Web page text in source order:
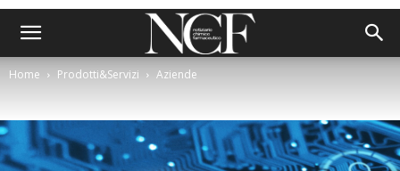
Home Prodotti&Servizi Aziende